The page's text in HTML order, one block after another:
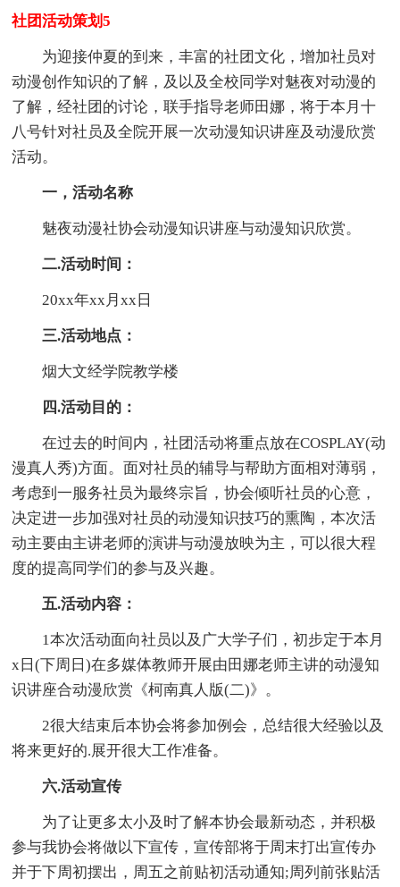
社团活动策划5
为迎接仲夏的到来，丰富的社团文化，增加社员对
动漫创作知识的了解，及以及全校同学对魅夜对动漫的
了解，经社团的讨论，联手指导老师田娜，将于本月十
八号针对社员及全院开展一次动漫知识讲座及动漫欣赏
活动。
一，活动名称
魅夜动漫社协会动漫知识讲座与动漫知识欣赏。
二.活动时间：
20xx年xx月xx日
三.活动地点：
烟大文经学院教学楼
四.活动目的：
在过去的时间内，社团活动将重点放在COSPLAY(动
漫真人秀)方面。面对社员的辅导与帮助方面相对薄弱，
考虑到一服务社员为最终宗旨，协会倾听社员的心意，
决定进一步加强对社员的动漫知识技巧的熏陶，本次活
动主要由主讲老师的演讲与动漫放映为主，可以很大程
度的提高同学们的参与及兴趣。
五.活动内容：
1本次活动面向社员以及广大学子们，初步定于本月
x日(下周日)在多媒体教师开展由田娜老师主讲的动漫知
识讲座合动漫欣赏《柯南真人版(二)》。
2很大结束后本协会将参加例会，总结很大经验以及
将来更好的.展开很大工作准备。
六.活动宣传
为了让更多太小及时了解本协会最新动态，并积极
参与我协会将做以下宣传，宣传部将于周末打出宣传办
并于下周初摆出，周五之前贴初活动通知;周列前张贴活